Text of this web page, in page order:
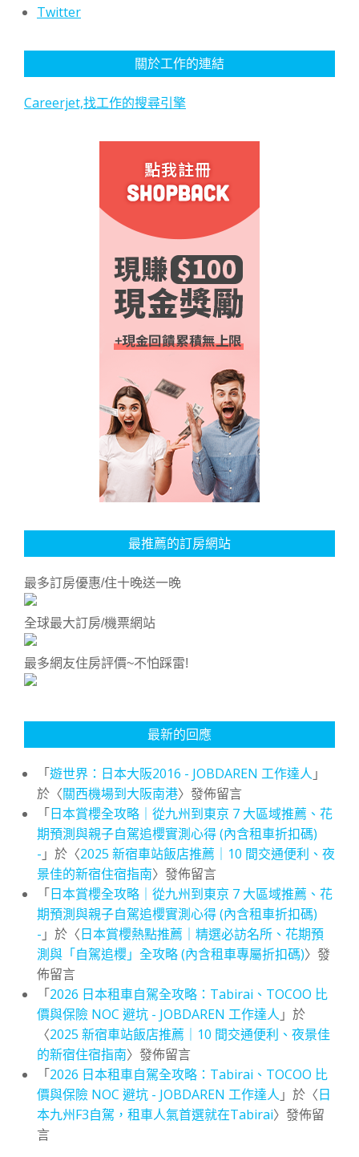
Twitter
關於工作的連結
Careerjet,找工作的搜尋引擎
最推薦的訂房網站
最多訂房優惠/住十晚送一晚
全球最大訂房/機票網站
最多網友住房評價~不怕踩雷!
最新的回應
「遊世界：日本大阪2016 - JOBDAREN 工作達人 」
於〈關西機場到大阪南港〉發佈留言
「日本賞櫻全攻略｜從九州到東京 7 大區域推薦、花
期預測與親子自駕追櫻實測心得 (內含租車折扣碼)
- 」於〈2025 新宿車站飯店推薦｜10 間交通便利、夜
景佳的新宿住宿指南〉發佈留言
「日本賞櫻全攻略｜從九州到東京 7 大區域推薦、花
期預測與親子自駕追櫻實測心得 (內含租車折扣碼)
- 」於〈日本賞櫻熱點推薦｜精選必訪名所、花期預
測與「自駕追櫻」全攻略 (內含租車專屬折扣碼)〉發
佈留言
「2026 日本租車自駕全攻略：Tabirai、TOCOO 比
價與保險 NOC 避坑 - JOBDAREN 工作達人 」於
〈2025 新宿車站飯店推薦｜10 間交通便利、夜景佳
的新宿住宿指南〉發佈留言
「2026 日本租車自駕全攻略：Tabirai、TOCOO 比
價與保險 NOC 避坑 - JOBDAREN 工作達人 」於〈日
本九州F3自駕，租車人氣首選就在Tabirai〉發佈留
言